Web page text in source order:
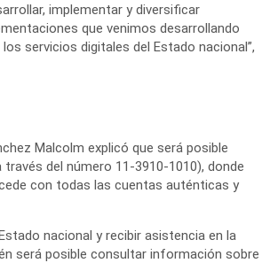
implementar y diversificar
que venimos desarrollando
servicios digitales del Estado nacional”,
Malcolm explicó que será posible
del número 11-3910-1010), donde
con todas las cuentas auténticas y
nacional y recibir asistencia en la
será posible consultar información sobre